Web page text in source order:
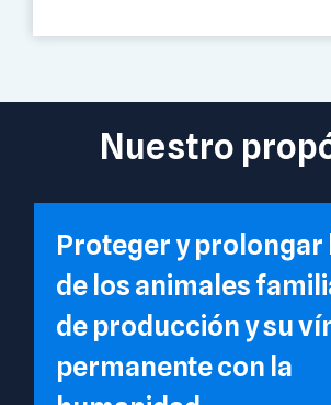
Nuestro
Proteger y prolongar
de los animales
de producción y su
permanente con la